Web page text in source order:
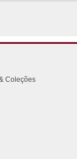
Coleções